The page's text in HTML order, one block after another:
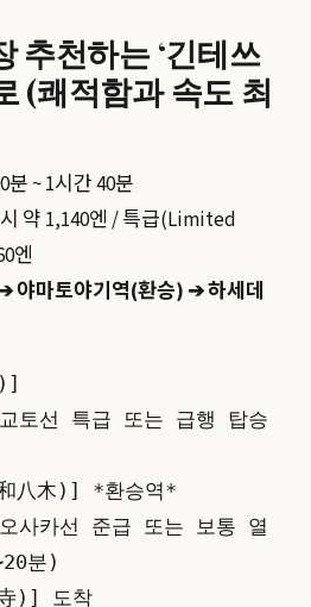
추천하는 ‘긴테쓰
(쾌적함과 속도 최
분 ~ 1시간 40분
약 1,140엔 / 특급(Limited
엔
야마토야기역(환승) ➔ 하세데
분)